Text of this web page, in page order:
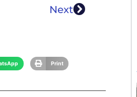
Next
Print